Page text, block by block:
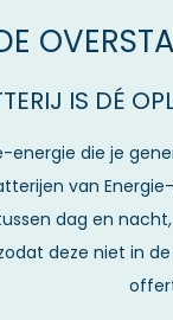
IS DÉ
die je
van
dag en
deze niet in